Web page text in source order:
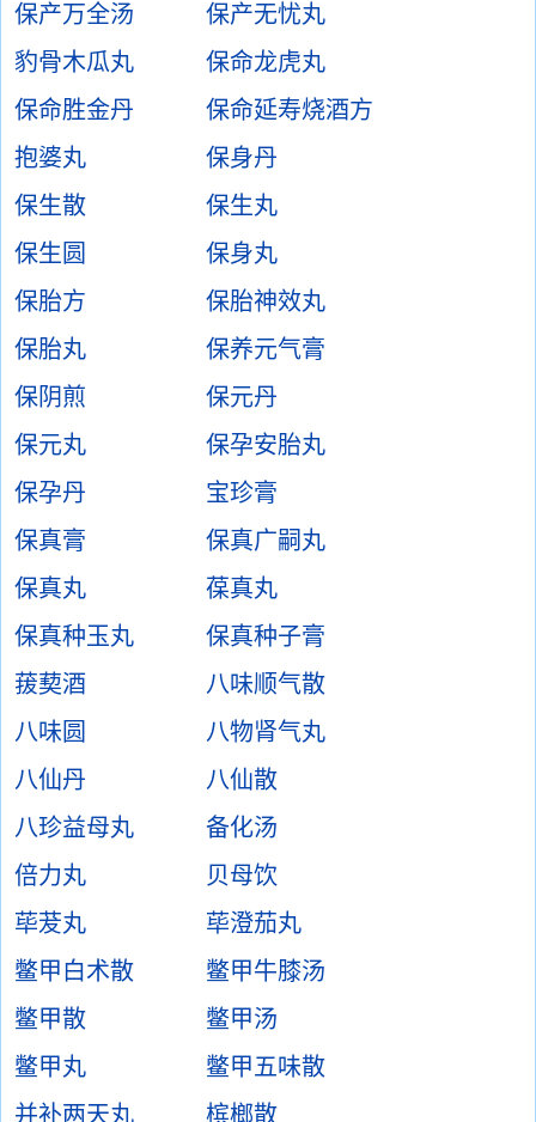
保产万全汤
保产无忧丸
豹骨木瓜丸
保命龙虎丸
保命胜金丹
保命延寿烧酒方
抱婆丸
保身丹
保生散
保生丸
保生圆
保身丸
保胎方
保胎神效丸
保胎丸
保养元气膏
保阴煎
保元丹
保元丸
保孕安胎丸
保孕丹
宝珍膏
保真膏
保真广嗣丸
保真丸
葆真丸
保真种玉丸
保真种子膏
菝葜酒
八味顺气散
八味圆
八物肾气丸
八仙丹
八仙散
八珍益母丸
备化汤
倍力丸
贝母饮
荜茇丸
荜澄茄丸
鳖甲白术散
鳖甲牛膝汤
鳖甲散
鳖甲汤
鳖甲丸
鳖甲五味散
并补两天丸
槟榔散